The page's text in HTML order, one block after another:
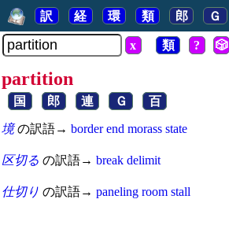
訳 経 環 類 郎 Ｇ
x 類 ? 🎲
partition
国 郎 連 Ｇ 百
境の訳語→ border end morass state
区切る の訳語→ break delimit
仕切り の訳語→ paneling room stall